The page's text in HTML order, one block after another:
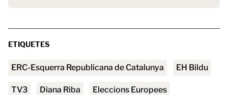
ETIQUETES
ERC-Esquerra Republicana de Catalunya EH Bildu
TV3 Diana Riba Eleccions Europees